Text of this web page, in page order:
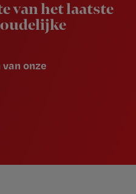
van het laatste
onze